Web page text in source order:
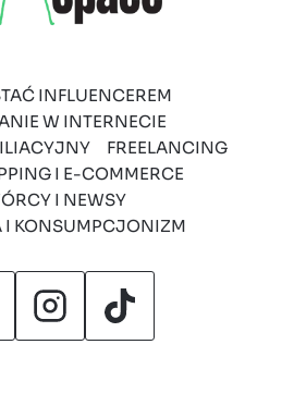
INFLUENCEREM
W INTERNECIE
FREELANCING
I E-COMMERCE
I NEWSY
I KONSUMPCJONIZM